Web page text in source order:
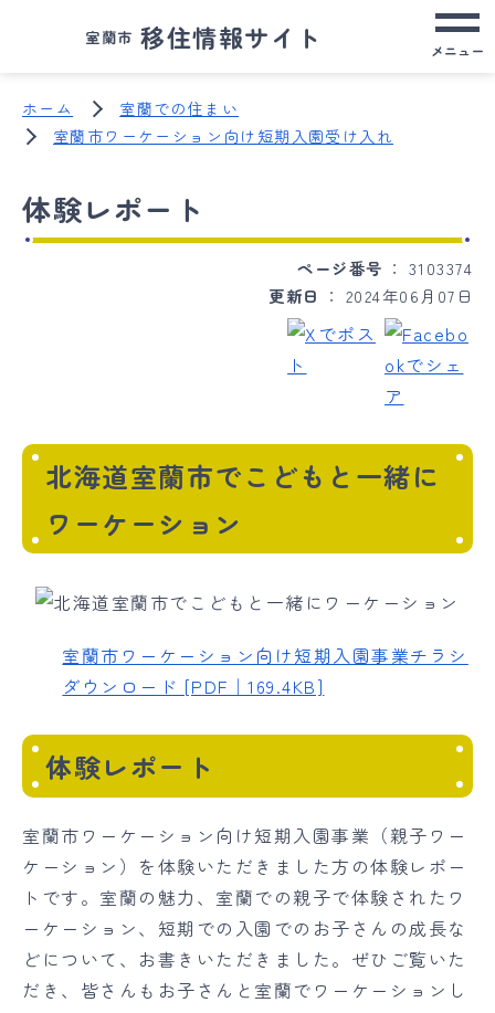
室蘭市 移住情報サイト メニュー
ホーム
室蘭での住まい
室蘭市ワーケーション向け短期入園受け入れ
体験レポート
ページ番号
3103374
更新日
2024年06月07日
北海道室蘭市でこどもと一緒に
ワーケーション
室蘭市ワーケーション向け短期入園事業チラシ
ダウンロード [PDF｜169.4KB]
体験レポート
室蘭市ワーケーション向け短期入園事業（親子ワー
ケーション）を体験いただきました方の体験レポー
トです。室蘭の魅力、室蘭での親子で体験されたワ
ーケーション、短期での入園でのお子さんの成長な
どについて、お書きいただきました。ぜひご覧いた
だき、皆さんもお子さんと室蘭でワーケーションし